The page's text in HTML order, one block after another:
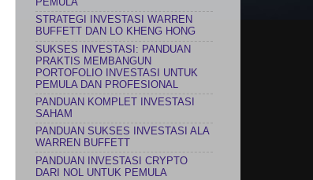
PEMULA
STRATEGI INVESTASI WARREN
BUFFETT DAN LO KHENG HONG
SUKSES INVESTASI: PANDUAN
PRAKTIS MEMBANGUN
PORTOFOLIO INVESTASI UNTUK
PEMULA DAN PROFESIONAL
PANDUAN KOMPLET INVESTASI
SAHAM
PANDUAN SUKSES INVESTASI ALA
WARREN BUFFETT
PANDUAN INVESTASI CRYPTO
DARI NOL UNTUK PEMULA